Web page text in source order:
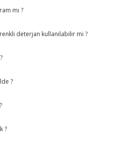
mı ?
deterjan kullanılabilir mi ?
?
?